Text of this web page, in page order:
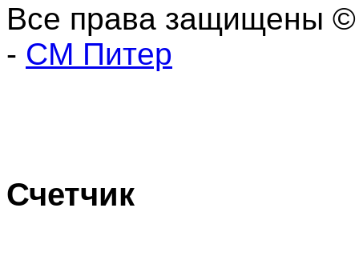
Все права защищены
- СМ Питер
Счетчик